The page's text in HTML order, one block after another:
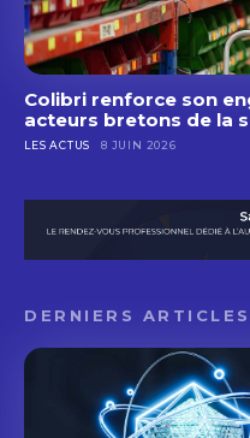
Colibri renforce son
acteurs bretons de la
LES ACTUS 8 JUIN 2026
DERNIERS ARTICLES